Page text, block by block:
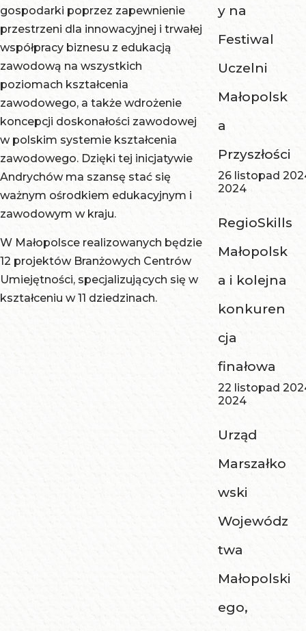
gospodarki poprzez zapewnienie
przestrzeni dla innowacyjnej i trwałej
współpracy biznesu z edukacją
zawodową na wszystkich
poziomach kształcenia
zawodowego, a także wdrożenie
koncepcji doskonałości zawodowej
w polskim systemie kształcenia
zawodowego. Dzięki tej inicjatywie
Andrychów ma szansę stać się
ważnym ośrodkiem edukacyjnym i
zawodowym w kraju.
W Małopolsce realizowanych będzie
12 projektów Branżowych Centrów
Umiejętności, specjalizujących się w
kształceniu w 11 dziedzinach.
y na
Festiwal
Uczelni
Małopolsk
a
Przyszłości
26 listopad
2024
RegioSkills
Małopolsk
a i kolejna
konkuren
cja
finałowa
22 listopad
2024
Urząd
Marszałko
wski
Wojewódz
twa
Małopolski
ego,